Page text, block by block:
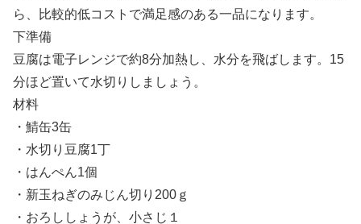
ら、比較的低コストで満足感のある一品になります。
下準備
豆腐は電子レンジで約8分加熱し、水分を飛ばします。15
分ほど置いて水切りしましょう。
材料
・鯖缶3缶
・水切り豆腐1丁
・はんぺん1個
・新玉ねぎのみじん切り200ｇ
・おろししょうが、小さじ１